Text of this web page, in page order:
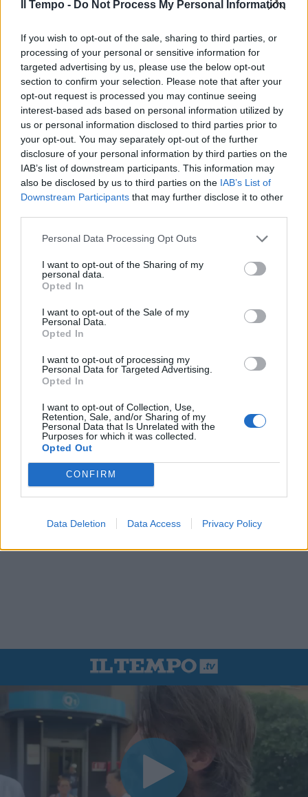
Il Tempo - Do Not Process My Personal Information
If you wish to opt-out of the sale, sharing to third parties, or
processing of your personal or sensitive information for
targeted advertising by us, please use the below opt-out
section to confirm your selection. Please note that after your
opt-out request is processed you may continue seeing
interest-based ads based on personal information utilized by
us or personal information disclosed to third parties prior to
your opt-out. You may separately opt-out of the further
disclosure of your personal information by third parties on the
IAB’s list of downstream participants. This information may
also be disclosed by us to third parties on the IAB’s List of
Downstream Participants that may further disclose it to other
Personal Data Processing Opt Outs
I want to opt-out of the Sharing of my
personal data.
Opted In
I want to opt-out of the Sale of my
Personal Data.
Opted In
I want to opt-out of processing my
Personal Data for Targeted Advertising.
Opted In
I want to opt-out of Collection, Use,
Retention, Sale, and/or Sharing of my
Personal Data that Is Unrelated with the
Purposes for which it was collected.
Opted Out
CONFIRM
Data Deletion Data Access Privacy Policy
In evidenza